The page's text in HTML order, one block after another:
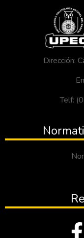
Dirección:
Telf: